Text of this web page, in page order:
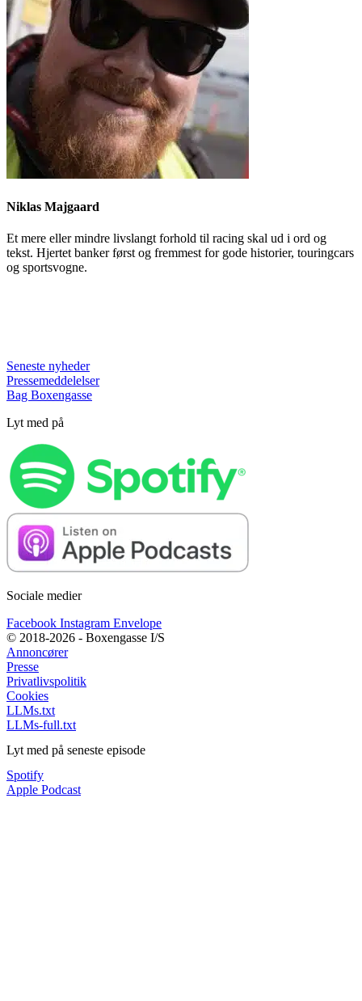
Niklas Majgaard
Et mere eller mindre livslangt forhold til racing skal ud i ord og
tekst. Hjertet banker først og fremmest for gode historier, touringcars
og sportsvogne.
Seneste nyheder
Pressemeddelelser
Bag Boxengasse
Lyt med på
Sociale medier
Facebook Instagram Envelope
© 2018-2026 - Boxengasse I/S
Annoncører
Presse
Privatlivspolitik
Cookies
LLMs.txt
LLMs-full.txt
Lyt med på seneste episode
Spotify
Apple Podcast